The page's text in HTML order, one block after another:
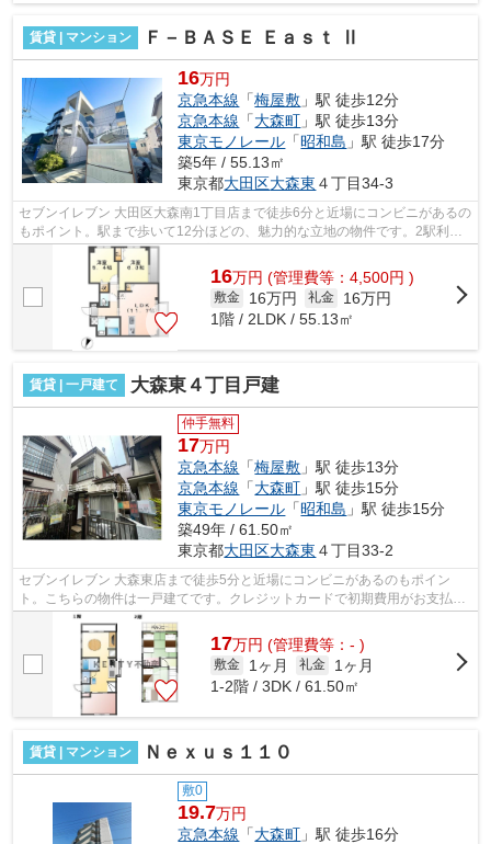
賃貸 | マンション Ｆ－ＢＡＳＥ Ｅａｓｔ Ⅱ
16万円
京急本線 「梅屋敷 」駅 徒歩12分
京急本線 「大森町 」駅 徒歩13分
東京モノレール 「昭和島 」駅 徒歩17分
築5年 / 55.13㎡
東京都大田区大森東 ４丁目34-3
セブンイレブン 大田区大森南1丁目店まで徒歩6分と近場にコンビニがあるの
もポイント。駅まで歩いて12分ほどの、魅力的な立地の物件です。2駅利用
できる場所にあるので利便性が高いで...
16万円 (管理費等：4,500円 )
敷金 16万円 礼金
16万円
1階 / 2LDK / 55.13㎡
賃貸 | 一戸建て 大森東４丁目戸建
仲手無料
17万円
京急本線 「梅屋敷 」駅 徒歩13分
京急本線 「大森町 」駅 徒歩15分
東京モノレール 「昭和島 」駅 徒歩15分
築49年 / 61.50㎡
東京都大田区大森東 ４丁目33-2
セブンイレブン 大森東店まで徒歩5分と近場にコンビニがあるのもポイン
ト。こちらの物件は一戸建てです。クレジットカードで初期費用がお支払い
いただけるので、決済の手間が軽減でき...
17万円 (管理費等：- )
敷金 1ヶ月 礼金
1ヶ月
1‐2階 / 3DK / 61.50㎡
賃貸 | マンション Ｎｅｘｕｓ１１０
敷0
19.7万円
京急本線 「大森町 」駅 徒歩16分